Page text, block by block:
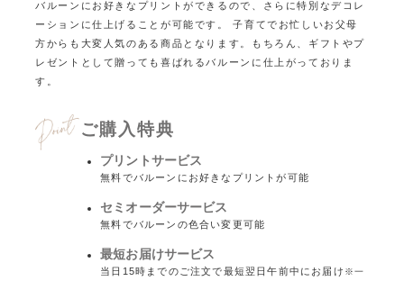
バルーンにお好きなプリントができるので、さらに特別なデコレ
ーションに仕上げることが可能です。子育てでお忙しいお父母
方からも大変人気のある商品となります。
もちろん、ギフトやプ
レゼントとして贈っても喜ばれるバルーンに仕上がっておりま
す。
ご購入特典
プリントサービス
無料でバルーンにお好きなプリントが可能
セミオーダーサービス
無料でバルーンの色合い変更可能
最短お届けサービス
当日15時までのご注文で最短翌日午前中にお届け ※一